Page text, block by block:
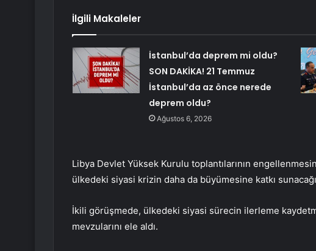
İlgili Makaleler
İstanbul’da deprem mi oldu?
SON DAKİKA! 21 Temmuz
İstanbul’da az önce nerede
deprem oldu?
Ağustos 6, 2026
Libya Devlet Yüksek Kurulu toplantılarının
ülkedeki siyasi krizin daha da büyümesine katkı
İkili görüşmede, ülkedeki siyasi sürecin ilerleme
mevzularını ele aldı.